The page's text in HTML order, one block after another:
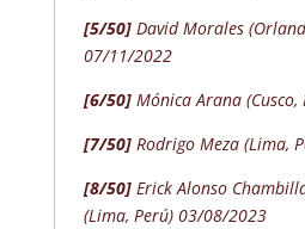
[5/50]David Morales
07/11/2022
[6/50]Mónica Arana
[7/50]Rodrigo Meza (Lima,
[8/50]Erick Alonso
(Lima, Perú) 03/08/2023